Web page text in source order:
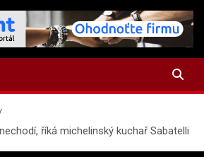
říká michelinský kuchař Sabatelli